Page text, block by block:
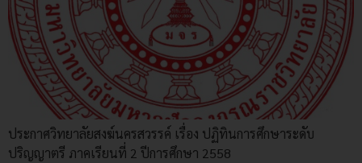
ประกาศวิทยาลัยสงฆ์นครสวรรค์ เรื่อง ปฏิทินการศึกษาระดับ
ปริญญาตรี ภาคเรียนที่ 2 ปีการศึกษา 2558